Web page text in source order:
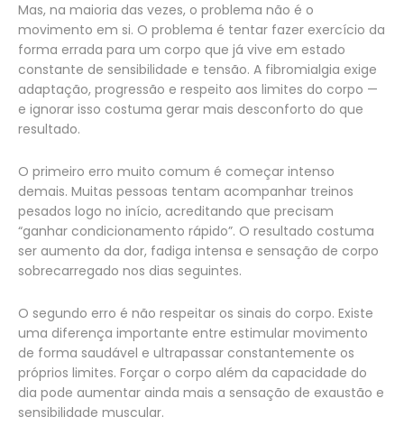
Mas, na maioria das vezes, o problema não é o
movimento em si. O problema é tentar fazer exercício da
forma errada para um corpo que já vive em estado
constante de sensibilidade e tensão. A fibromialgia exige
adaptação, progressão e respeito aos limites do corpo —
e ignorar isso costuma gerar mais desconforto do que
resultado.
O primeiro erro muito comum é começar intenso
demais. Muitas pessoas tentam acompanhar treinos
pesados logo no início, acreditando que precisam
“ganhar condicionamento rápido”. O resultado costuma
ser aumento da dor, fadiga intensa e sensação de corpo
sobrecarregado nos dias seguintes.
O segundo erro é não respeitar os sinais do corpo. Existe
uma diferença importante entre estimular movimento
de forma saudável e ultrapassar constantemente os
próprios limites. Forçar o corpo além da capacidade do
dia pode aumentar ainda mais a sensação de exaustão e
sensibilidade muscular.